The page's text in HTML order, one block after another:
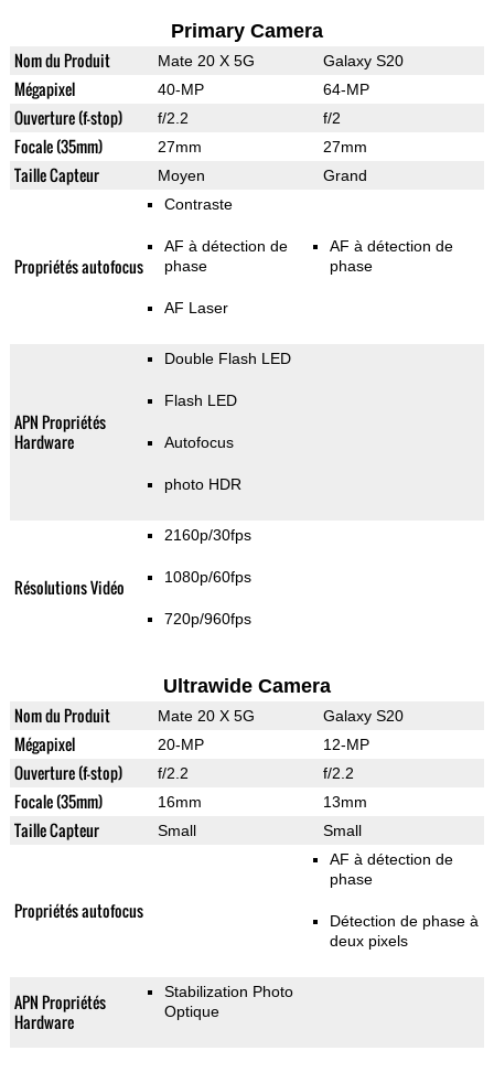
Primary Camera
Nom du Produit Mate 20 X 5G Galaxy S20
Mégapixel 40-MP 64-MP
Ouverture (f-stop) f/2.2 f/2
Focale (35mm) 27mm 27mm
Taille Capteur Moyen Grand
Propriétés autofocus
Contraste
AF à détection de
phase
AF Laser
AF à détection de
phase
APN Propriétés
Hardware
Double Flash LED
Flash LED
Autofocus
photo HDR
Résolutions Vidéo
2160p/30fps
1080p/60fps
720p/960fps
Ultrawide Camera
Nom du Produit Mate 20 X 5G Galaxy S20
Mégapixel 20-MP 12-MP
Ouverture (f-stop) f/2.2 f/2.2
Focale (35mm) 16mm 13mm
Taille Capteur Small Small
Propriétés autofocus
AF à détection de
phase
Détection de phase à
deux pixels
APN Propriétés
Hardware
Stabilization Photo
Optique